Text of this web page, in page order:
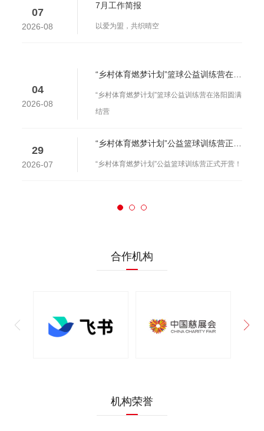
07
2026-08
7月工作简报
以爱为盟，共织晴空
04
2026-08
“乡村体育燃梦计划”篮球公益训练营在洛阳圆满结营
“乡村体育燃梦计划”篮球公益训练营在洛阳圆满
结营
29
2026-07 “乡村体育燃梦计划”公益篮球训练营正式开营！
合作机构
机构荣誉